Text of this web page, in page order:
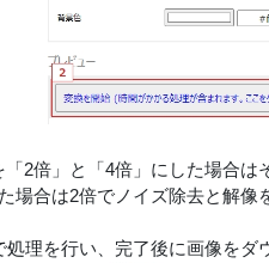
2倍」と「4倍」にした場合は
場合は2倍でノイズ除去と解像
処理を行い、完了後に画像をダ